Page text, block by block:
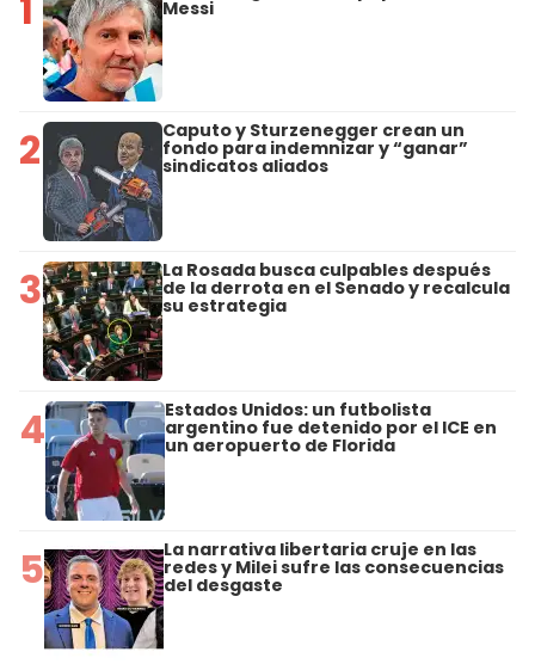
Messi
2 Caputo y Sturzenegger crean un
fondo para indemnizar y “ganar”
sindicatos aliados
3 La Rosada busca culpables después
de la derrota en el Senado y recalcula
su estrategia
4 Estados Unidos: un futbolista
argentino fue detenido por el ICE en
un aeropuerto de Florida
5 La narrativa libertaria cruje en las
redes y Milei sufre las consecuencias
del desgaste